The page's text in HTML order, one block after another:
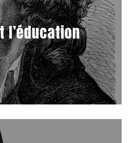
l’éducation